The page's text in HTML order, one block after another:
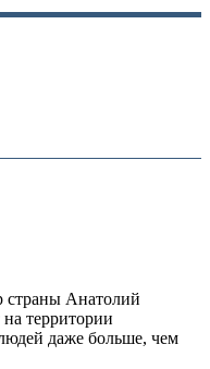
страны Анатолий
территории
даже больше, чем